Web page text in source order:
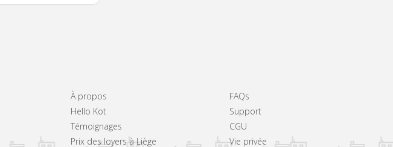
À propos
Hello Kot
Témoignages
Prix des loyers à Liège
FAQs
Support
CGU
Vie privée